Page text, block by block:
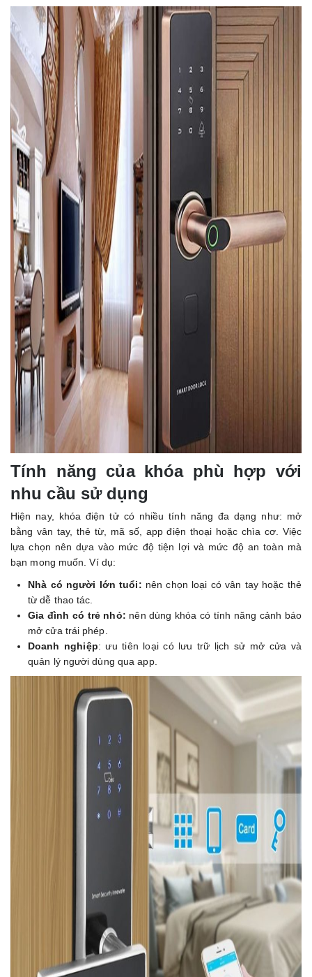
Tính năng của khóa phù hợp với
nhu cầu sử dụng
Hiện nay, khóa điện tử có nhiều tính năng đa dạng như: mở
bằng vân tay, thẻ từ, mã số, app điện thoại hoặc chìa cơ. Việc
lựa chọn nên dựa vào mức độ tiện lợi và mức độ an toàn mà
bạn mong muốn. Ví dụ:
Nhà có người lớn tuổi: nên chọn loại có vân tay hoặc thẻ
từ dễ thao tác.
Gia đình có trẻ nhỏ: nên dùng khóa có tính năng cảnh báo
mở cửa trái phép.
Doanh nghiệp: ưu tiên loại có lưu trữ lịch sử mở cửa và
quản lý người dùng qua app.